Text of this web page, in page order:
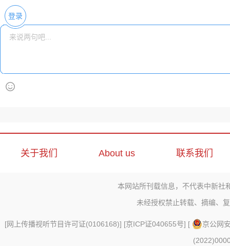
登录
关于我们 About us 联系我们
本网站所刊载信息，不代表中新社
未经授权禁止转载、摘编、
[网上传播视听节目许可证(0106168)] [京ICP证040655号] [
京公网